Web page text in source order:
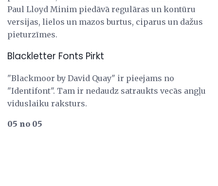
Paul Lloyd Minim piedāvā regulāras un kontūru
versijas, lielos un mazos burtus, ciparus un dažus
pieturzīmes.
Blackletter Fonts Pirkt
"Blackmoor by David Quay" ir pieejams no
"Identifont". Tam ir nedaudz satraukts vecās angļu
viduslaiku raksturs.
05 no 05